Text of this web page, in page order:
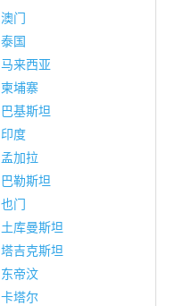
澳门
泰国
马来西亚
柬埔寨
巴基斯坦
印度
孟加拉
巴勒斯坦
也门
土库曼斯坦
塔吉克斯坦
东帝汶
卡塔尔